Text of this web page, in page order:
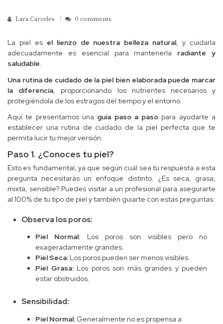
Lara Cárceles 0 comments
La piel es el lienzo de nuestra belleza natural, y cuidarla
adecuadamente es esencial para mantenerla radiante y
saludable.
Una rutina de cuidado de la piel bien elaborada puede marcar
la diferencia, proporcionando los nutrientes necesarios y
protegiéndola de los estragos del tiempo y el entorno.
Aquí te presentamos una guía paso a paso para ayudarte a
establecer una rutina de cuidado de la piel perfecta que te
permita lucir tu mejor versión.
Paso 1. ¿Conoces tu piel?
Esto es fundamental, ya que según cuál sea tu respuesta a esta
pregunta necesitarás un enfoque distinto. ¿Es seca, grasa,
mixta, sensible? Puedes visitar a un profesional para asegurarte
al 100% de tu tipo de piel y también guiarte con estas preguntas:
Observa los poros:
Piel Normal: Los poros son visibles pero no
exageradamente grandes.
Piel Seca: Los poros pueden ser menos visibles.
Piel Grasa:Los poros son más grandes y pueden
estar obstruidos.
Sensibilidad:
Piel Normal: Generalmente no es propensa a